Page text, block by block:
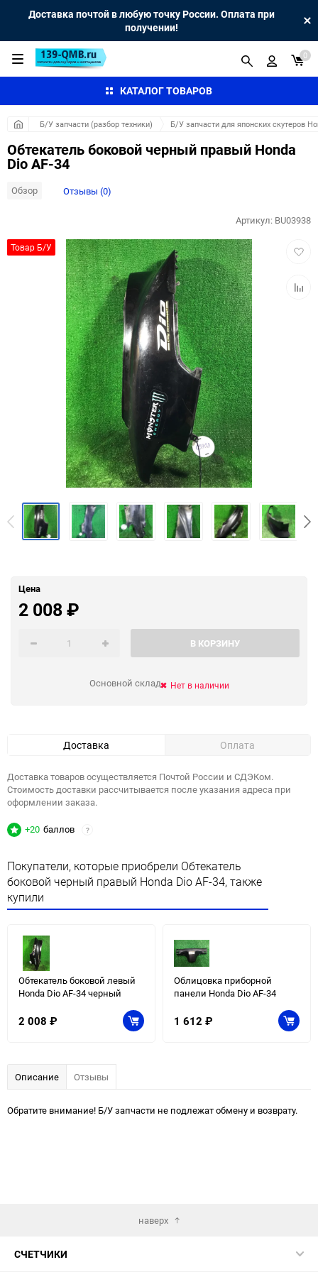
Доставка почтой в любую точку России. Оплата при
получении!
КАТАЛОГ ТОВАРОВ
0
Б/У запчасти (разбор техники) Б/У запчасти для японских скутеров
Обтекатель боковой черный правый Honda
Dio AF-34
Обзор Отзывы (0)
Товар Б/У
Артикул: BU03938
Цена
2 008₽
В КОРЗИНУ
Основной склад Нет в наличии
Доставка Оплата
Доставка товаров осуществляется Почтой России и СДЭКом.
Стоимость доставки рассчитывается после указания адреса при
оформлении заказа.
+20 баллов ?
Покупатели, которые приобрели Обтекатель
боковой черный правый Honda Dio AF-34, также
купили
Обтекатель боковой левый
Honda Dio AF-34 черный
2 008 ₽
Облицовка приборной
панели Honda Dio AF-34
1 612 ₽
Описание Отзывы
Обратите внимание! Б/У запчасти не подлежат обмену и возврату.
наверх
СЧЕТЧИКИ